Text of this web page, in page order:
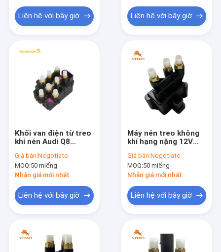
Các sản phẩm
Liên hệ với bây giờ Liên hệ với bây giờ
Khối van điện từ treo
khí nén Audi Q8
4M0616013B
Giá bán:Negotiate
MOQ:50 miếng
Nhận giá mới nhất
Liên hệ với bây giờ
Máy nén treo không
khí hạng nặng 12V
G32 GT 2016-2019
37206886721
Giá bán:Negotiate
MOQ:50 miếng
Nhận giá mới nhất
Liên hệ với bây giờ